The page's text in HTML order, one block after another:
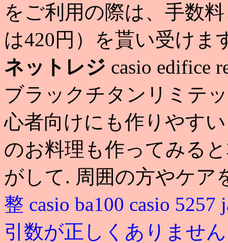
をご利用の際は、手数
は420円）を貰い受けま
ネットレジ casio edifice
ブラックチタンリミテ
心者向けにも作りやす
のお料理も作ってみる
がして. 周囲の方やケ
整 casio ba100 casio 5257
引数が正しくありませ